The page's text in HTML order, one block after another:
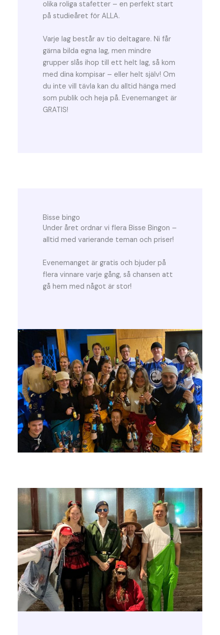
olika roliga stafetter – en perfekt start
på studieåret för ALLA.
Varje lag består av tio deltagare. Ni får
gärna bilda egna lag, men mindre
grupper slås ihop till ett helt lag, så kom
med dina kompisar – eller helt själv! Om
du inte vill tävla kan du alltid hänga med
som publik och heja på. Evenemanget är
GRATIS!
Bisse bingo
Under året ordnar vi flera Bisse Bingon –
alltid med varierande teman och priser!
Evenemanget är gratis och bjuder på
flera vinnare varje gång, så chansen att
gå hem med något är stor!